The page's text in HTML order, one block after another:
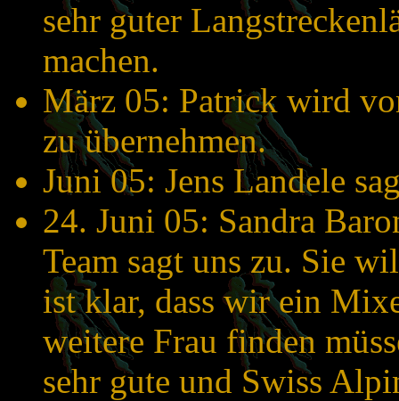
sehr guter
machen.
März 05: Patrick wird
zu übernehmen.
Juni 05: Jens Landele
24. Juni 05: Sandra
Team sagt uns zu. Sie
ist klar, dass wir ein
weitere Frau finden
sehr gute und Swiss